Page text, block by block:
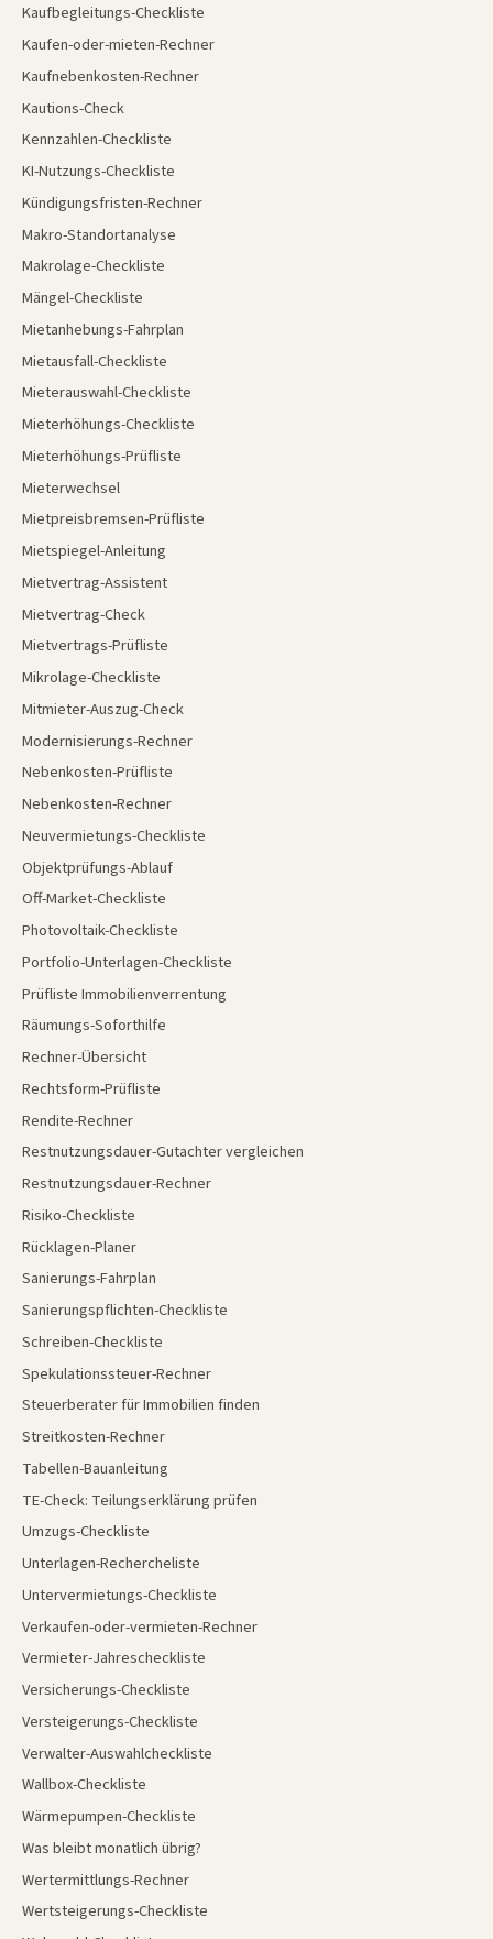
Kaufbegleitungs-Checkliste
Kaufen-oder-mieten-Rechner
Kaufnebenkosten-Rechner
Kautions-Check
Kennzahlen-Checkliste
KI-Nutzungs-Checkliste
Kündigungsfristen-Rechner
Makro-Standortanalyse
Makrolage-Checkliste
Mängel-Checkliste
Mietanhebungs-Fahrplan
Mietausfall-Checkliste
Mieterauswahl-Checkliste
Mieterhöhungs-Checkliste
Mieterhöhungs-Prüfliste
Mieterwechsel
Mietpreisbremsen-Prüfliste
Mietspiegel-Anleitung
Mietvertrag-Assistent
Mietvertrag-Check
Mietvertrags-Prüfliste
Mikrolage-Checkliste
Mitmieter-Auszug-Check
Modernisierungs-Rechner
Nebenkosten-Prüfliste
Nebenkosten-Rechner
Neuvermietungs-Checkliste
Objektprüfungs-Ablauf
Off-Market-Checkliste
Photovoltaik-Checkliste
Portfolio-Unterlagen-Checkliste
Prüfliste Immobilienverrentung
Räumungs-Soforthilfe
Rechner-Übersicht
Rechtsform-Prüfliste
Rendite-Rechner
Restnutzungsdauer-Gutachter vergleichen
Restnutzungsdauer-Rechner
Risiko-Checkliste
Rücklagen-Planer
Sanierungs-Fahrplan
Sanierungspflichten-Checkliste
Schreiben-Checkliste
Spekulationssteuer-Rechner
Steuerberater für Immobilien finden
Streitkosten-Rechner
Tabellen-Bauanleitung
TE-Check: Teilungserklärung prüfen
Umzugs-Checkliste
Unterlagen-Rechercheliste
Untervermietungs-Checkliste
Verkaufen-oder-vermieten-Rechner
Vermieter-Jahrescheckliste
Versicherungs-Checkliste
Versteigerungs-Checkliste
Verwalter-Auswahlcheckliste
Wallbox-Checkliste
Wärmepumpen-Checkliste
Was bleibt monatlich übrig?
Wertermittlungs-Rechner
Wertsteigerungs-Checkliste